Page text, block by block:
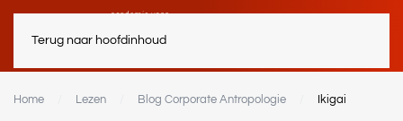
Terug naar hoofdinhoud
Home Lezen Blog Corporate Antropologie Ikigai